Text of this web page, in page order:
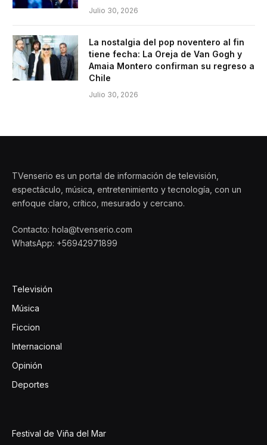
Julio 30, 2026
La nostalgia del pop noventero al fin
tiene fecha: La Oreja de Van Gogh y
Amaia Montero confirman su regreso a
Chile
Julio 30, 2026
TVenserio es un portal de información de televisión,
espectáculo, música, entretenimiento y tecnología, con un
enfoque claro, crítico, mesurado y cercano.
Contacto: hola@tvenserio.com
WhatsApp: +56942971899
Televisión
Música
Ficcion
Internacional
Opinión
Deportes
Festival de Viña del Mar